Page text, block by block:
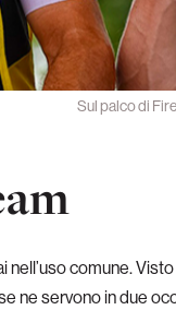
Sul palco di
comune.
ne servono in due